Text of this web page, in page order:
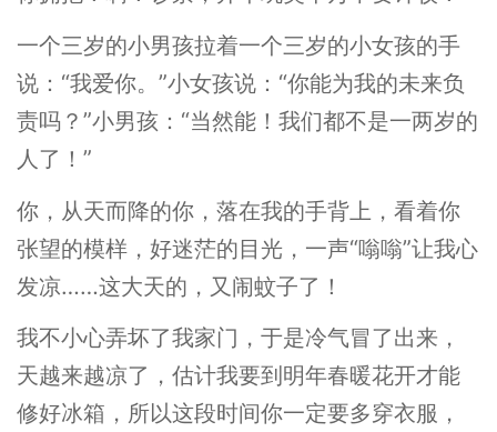
一个三岁的小男孩拉着一个三岁的小女孩的手
说：“我爱你。”小女孩说：“你能为我的未来负
责吗？”小男孩：“当然能！我们都不是一两岁的
人了！”
你，从天而降的你，落在我的手背上，看着你
张望的模样，好迷茫的目光，一声“嗡嗡”让我心
发凉……这大天的，又闹蚊子了！
我不小心弄坏了我家门，于是冷气冒了出来，
天越来越凉了，估计我要到明年春暖花开才能
修好冰箱，所以这段时间你一定要多穿衣服，